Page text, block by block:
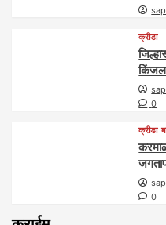
क्रीडा
0
क्रीडा
0